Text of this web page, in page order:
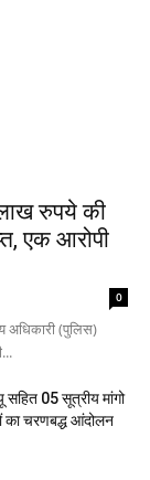
रुपये की
एक आरोपी
0
अधिकारी (पुलिस)
सहित 05 सूत्रीय मांगो
का चरणबद्ध आंदोलन